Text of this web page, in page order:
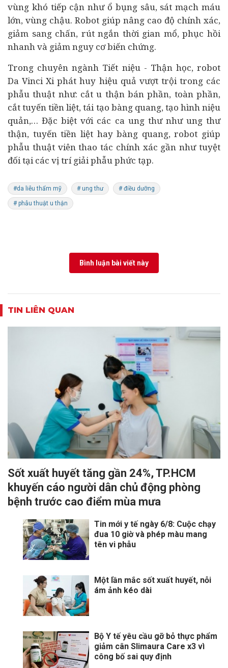
vùng khó tiếp cận như ổ bụng sâu, sát mạch máu
lớn, vùng chậu. Robot giúp nâng cao độ chính xác,
giảm sang chấn, rút ngắn thời gian mổ, phục hồi
nhanh và giảm nguy cơ biến chứng.
Trong chuyên ngành Tiết niệu - Thận học, robot
Da Vinci Xi phát huy hiệu quả vượt trội trong các
phẫu thuật như: cắt u thận bán phần, toàn phần,
cắt tuyến tiền liệt, tái tạo bàng quang, tạo hình niệu
quản,… Đặc biệt với các ca ung thư như ung thư
thận, tuyến tiền liệt hay bàng quang, robot giúp
phẫu thuật viên thao tác chính xác gần như tuyệt
đối tại các vị trí giải phẫu phức tạp.
#da liễu thẩm mỹ # ung thư # điều dưỡng
# phẫu thuật u thận
Bình luận bài viết này
TIN LIÊN QUAN
Sốt xuất huyết tăng gần 24%, TP.HCM
khuyến cáo người dân chủ động phòng
bệnh trước cao điểm mùa mưa
Tin mới y tế ngày 6/8: Cuộc chạy
đua 10 giờ và phép màu mang
tên vi phẫu
Một lần mắc sốt xuất huyết, nỗi
ám ảnh kéo dài
Bộ Y tế yêu cầu gỡ bỏ thực phẩm
giảm cân Slimaura Care x3 vì
công bố sai quy định